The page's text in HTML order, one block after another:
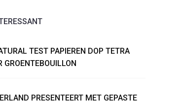
TEST PAPIEREN DOP TETRA
GROENTEBOUILLON
PRESENTEERT MET GEPASTE